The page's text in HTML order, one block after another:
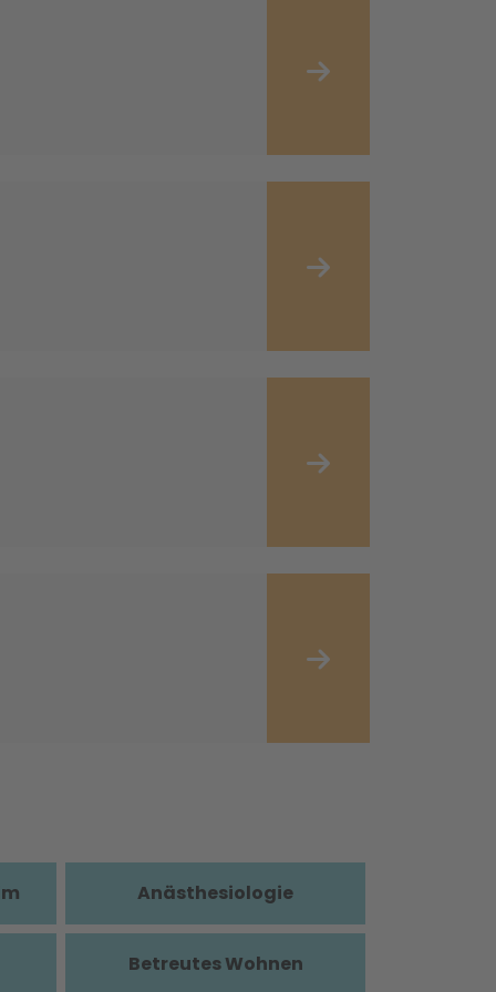
Anästhesiologie
Betreutes Wohnen